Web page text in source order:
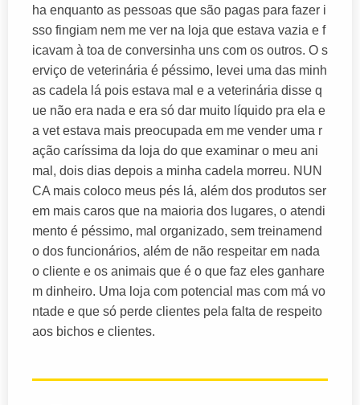
ha enquanto as pessoas que são pagas para fazer i
sso fingiam nem me ver na loja que estava vazia e f
icavam à toa de conversinha uns com os outros. O s
erviço de veterinária é péssimo, levei uma das minh
as cadela lá pois estava mal e a veterinária disse q
ue não era nada e era só dar muito líquido pra ela e
a vet estava mais preocupada em me vender uma r
ação caríssima da loja do que examinar o meu ani
mal, dois dias depois a minha cadela morreu. NUN
CA mais coloco meus pés lá, além dos produtos ser
em mais caros que na maioria dos lugares, o atendi
mento é péssimo, mal organizado, sem treinamend
o dos funcionários, além de não respeitar em nada
o cliente e os animais que é o que faz eles ganhare
m dinheiro. Uma loja com potencial mas com má vo
ntade e que só perde clientes pela falta de respeito
aos bichos e clientes.